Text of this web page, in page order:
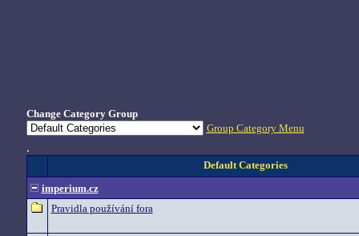
Change Category Group
Group Category Menu
.
Default Categories
imperium.cz
Pravidla používání fora